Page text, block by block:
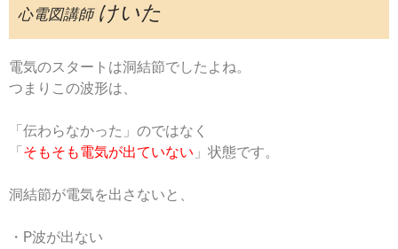
心電図講師 けいた
電気のスタートは洞結節でしたよね。
つまりこの波形は、
「伝わらなかった」のではなく
「 そもそも電気が出ていない 」状態です。
洞結節が電気を出さないと、
・P波が出ない